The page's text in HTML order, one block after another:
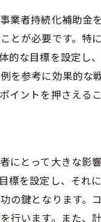
業者持続化補助
とが必要です。
的な目標を設定
を参考に効果的
ントを押さえる
とって大きな影
標を設定し、そ
の鍵となります
行います。また